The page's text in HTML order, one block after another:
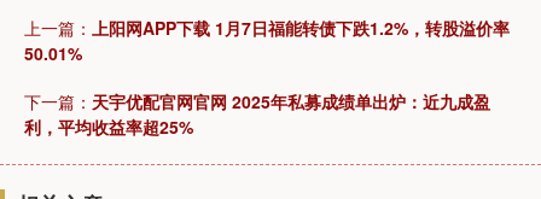
上一篇： 上阳网APP下载 1月7日福能转债下跌1.2%，转股溢价率
50.01%
下一篇： 天宇优配官网官网 2025年私募成绩单出炉：近九成盈
利，平均收益率超25%